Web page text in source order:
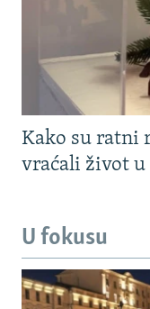
Kako su ratni
vraćali život u
U fokusu